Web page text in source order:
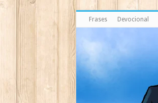
Frases Devocional